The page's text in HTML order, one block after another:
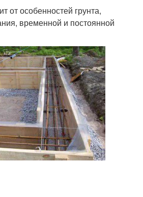
от особенностей грунта,
временной и постоянной